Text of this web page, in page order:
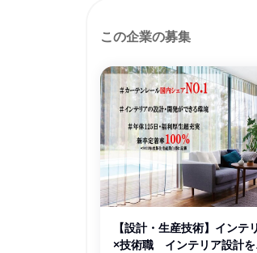
この企業の募集
【設計・生産技術】インテ
×技術職 インテリア設計を